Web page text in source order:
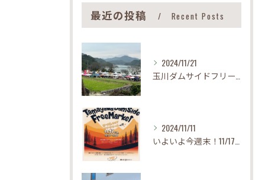
最近の投稿 Recent Posts
2024/11/21
2024/11/11